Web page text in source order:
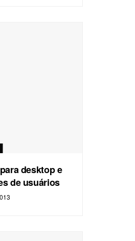
desktop e
de usuários